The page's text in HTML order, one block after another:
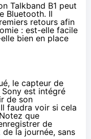
Talkband B1 peut
Bluetooth. Il
retours afin
: est-elle facile
bien en place
, le capteur de
est intégré
de son
faudra voir si cela
que
de
la journée, sans